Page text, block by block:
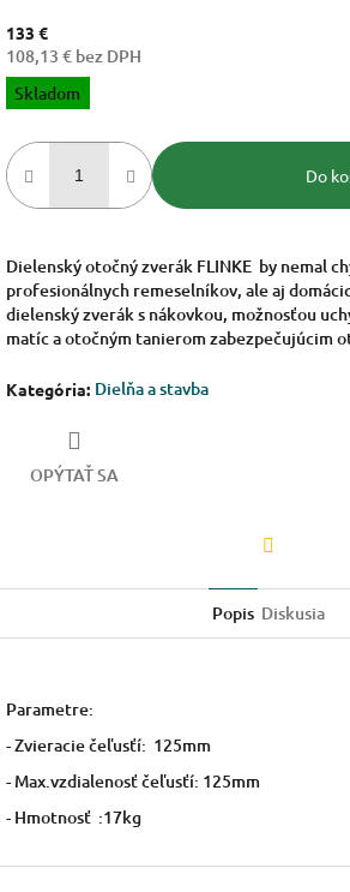
133 €
108,13 € bez DPH
Jednotková
cena:
Skladom
Do
Dielenský otočný zverák FLINKE by nemal
profesionálnych remeselníkov, ale aj
dielenský zverák s nákovkou, možnosťou
matíc a otočným tanierom zabezpečujúcim
Kategória: Dielňa a stavba
OPÝTAŤ SA
Popis Diskusia
Parametre:
- Zvieracie čeľusťí: 125mm
- Max.vzdialenosť čeľusťí: 125mm
- Hmotnosť :17kg